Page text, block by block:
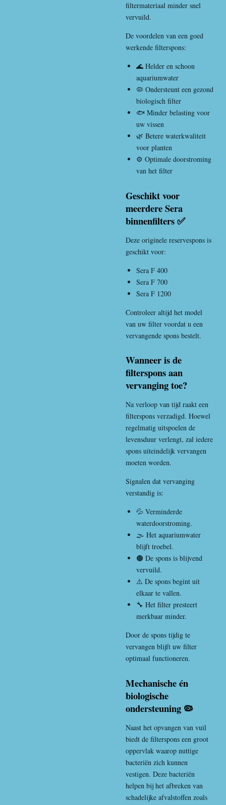
filtermateriaal minder snel
vervuild.
De voordelen van een goed
werkende filterspons:
🌊 Helder en schoon
aquariumwater
🦠 Ondersteunt een gezond
biologisch filter
🐟 Minder belasting voor
uw vissen
🌿 Betere waterkwaliteit
voor planten
⚙️ Optimale doorstroming
van het filter
Geschikt voor
meerdere Sera
binnenfilters ✅
Deze originele reservespons is
geschikt voor:
Sera F 400
Sera F 700
Sera F 1200
Controleer altijd het model
van uw filter voordat u een
vervangende spons bestelt.
Wanneer is de
filterspons aan
vervanging toe?
Na verloop van tijd raakt een
filterspons verzadigd. Hoewel
regelmatig uitspoelen de
levensduur verlengt, zal iedere
spons uiteindelijk vervangen
moeten worden.
Signalen dat vervanging
verstandig is:
💦 Verminderde
waterdoorstroming.
🌫️ Het aquariumwater
blijft troebel.
🟤 De spons is blijvend
vervuild.
⚠️ De spons begint uit
elkaar te vallen.
🔧 Het filter presteert
merkbaar minder.
Door de spons tijdig te
vervangen blijft uw filter
optimaal functioneren.
Mechanische én
biologische
ondersteuning 🦠
Naast het opvangen van vuil
biedt de filterspons een groot
oppervlak waarop nuttige
bacteriën zich kunnen
vestigen. Deze bacteriën
helpen bij het afbreken van
schadelijke afvalstoffen zoals